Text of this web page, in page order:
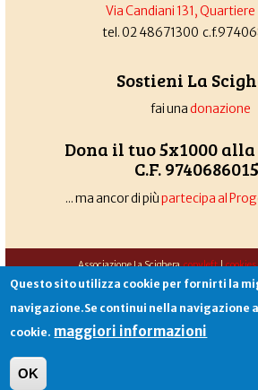
Via Candiani 131,
tel. 02 48671300
Sostieni La
fai unadonazione
Dona il tuo 5x1000
C.F.
... ma ancor di piùpartecipa al
Associazione La Scigheracopyleft|cookies
Sito creato daAlekos.net
Questo sito utilizza cookie per fornirti la
navigazione.Se continui nella navigazione
cookie. maggiori informazioni
OK